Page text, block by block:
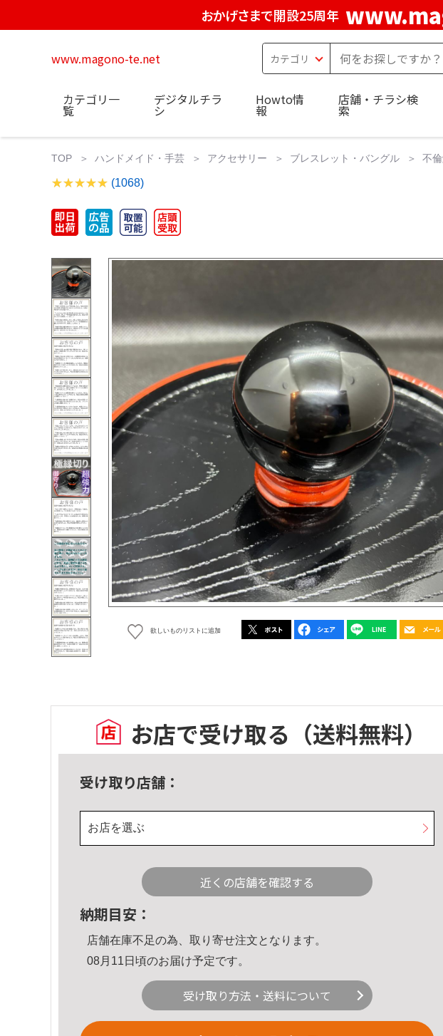
おかげさまで開設25周年
www.magono-te.net
カテゴリ一
覧
デジタルチラ
シ
Howto情
報
店舗・チラシ検
索
TOP ハンドメイド・手芸 アクセサリー ブレスレット・バングル 不
(1068)
欲しいものリストに追加
お店で受け取る （送料無料）
受け取り店舗：
お店を選ぶ
近くの店舗を確認する
納期目安：
店舗在庫不足の為、取り寄せ注文となります。
08月11日頃のお届け予定です。
受け取り方法・送料について